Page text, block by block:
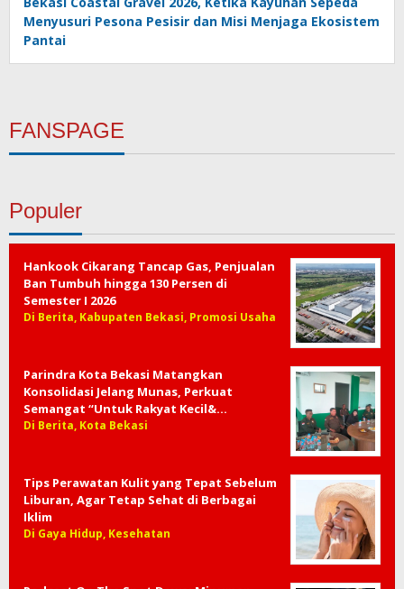
Menyusuri Pesona Pesisir dan Misi Menjaga Ekosistem
Pantai
FANSPAGE
Populer
Hankook Cikarang Tancap Gas, Penjualan
Ban Tumbuh hingga 130 Persen di
Semester I 2026
Di Berita, Kabupaten Bekasi, Promosi Usaha
Parindra Kota Bekasi Matangkan
Konsolidasi Jelang Munas, Perkuat
Semangat “Untuk Rakyat Kecil&…
Di Berita, Kota Bekasi
Tips Perawatan Kulit yang Tepat Sebelum
Liburan, Agar Tetap Sehat di Berbagai
Iklim
Di Gaya Hidup, Kesehatan